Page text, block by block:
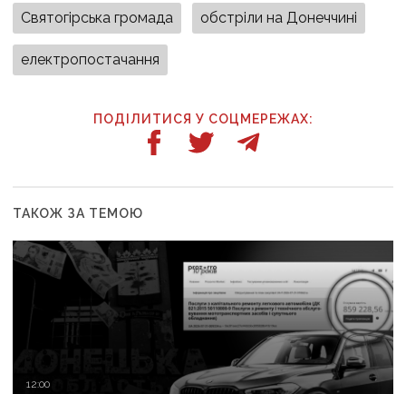
Святогірська громада обстріли на Донеччині
електропостачання
ПОДІЛИТИСЯ У СОЦМЕРЕЖАХ:
ТАКОЖ ЗА ТЕМОЮ
12:00